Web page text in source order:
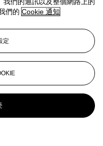
們的 Cookie 通知
定